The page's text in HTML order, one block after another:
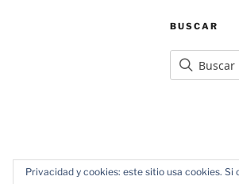
BUSCAR
Privacidad y cookies: este sitio usa cookies.